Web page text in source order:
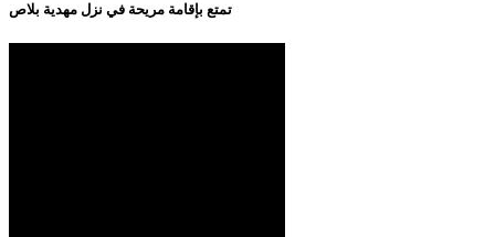
تمتع بإقامة مريحة في نزل مهدية بلاص